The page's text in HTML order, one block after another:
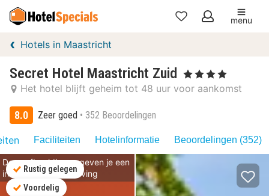
Mijn
menu
Hotels in Maastricht
Secret Hotel Maastricht Zuid , 4 Sterren
Het hotel blijft geheim tot 48 uur voor aankomst
8.0 Zeer goed 352 Beoordelingen
Faciliteiten Hotelinformatie Beoordelingen (352)
Deze afbeeldingen geven je een
indruk van de omgeving
Rustig gelegen
Voordelig